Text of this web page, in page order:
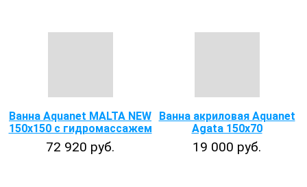
Ванна Aquanet MALTA NEW
150х150 с гидромассажем
72 920 руб.
Ванна акриловая Aquanet
Agata 150x70
19 000 руб.